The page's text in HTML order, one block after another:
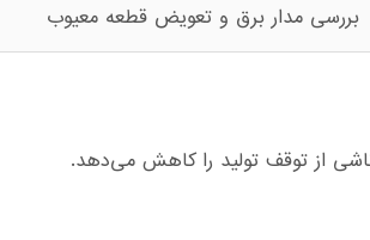
بررسی مدار برق و تعویض قطعه معیوب
از توقف تولید را کاهش می‌دهد.